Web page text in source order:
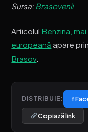
Sursa:Brasovenii
Articolul Benzina,
europeană apare
Brasov.
DISTRIBUIE: f
Copiază link